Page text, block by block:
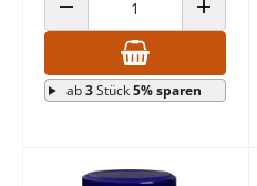
ANZAHL VERRINGERN ANZAHL
ab3Stück5% sparen